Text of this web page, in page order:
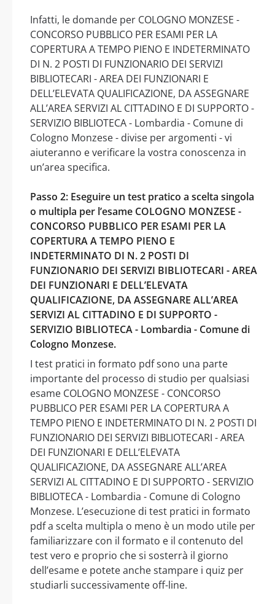
Infatti, le domande per COLOGNO MONZESE -
CONCORSO PUBBLICO PER ESAMI PER LA
COPERTURA A TEMPO PIENO E INDETERMINATO
DI N. 2 POSTI DI FUNZIONARIO DEI SERVIZI
BIBLIOTECARI - AREA DEI FUNZIONARI E
DELL’ELEVATA QUALIFICAZIONE, DA ASSEGNARE
ALL’AREA SERVIZI AL CITTADINO E DI SUPPORTO -
SERVIZIO BIBLIOTECA - Lombardia - Comune di
Cologno Monzese - divise per argomenti - vi
aiuteranno e verificare la vostra conoscenza in
un’area specifica.
Passo 2: Eseguire un test pratico a scelta singola
o multipla per l’esame COLOGNO MONZESE -
CONCORSO PUBBLICO PER ESAMI PER LA
COPERTURA A TEMPO PIENO E
INDETERMINATO DI N. 2 POSTI DI
FUNZIONARIO DEI SERVIZI BIBLIOTECARI - AREA
DEI FUNZIONARI E DELL’ELEVATA
QUALIFICAZIONE, DA ASSEGNARE ALL’AREA
SERVIZI AL CITTADINO E DI SUPPORTO -
SERVIZIO BIBLIOTECA - Lombardia - Comune di
Cologno Monzese.
I test pratici in formato pdf sono una parte
importante del processo di studio per qualsiasi
esame COLOGNO MONZESE - CONCORSO
PUBBLICO PER ESAMI PER LA COPERTURA A
TEMPO PIENO E INDETERMINATO DI N. 2 POSTI DI
FUNZIONARIO DEI SERVIZI BIBLIOTECARI - AREA
DEI FUNZIONARI E DELL’ELEVATA
QUALIFICAZIONE, DA ASSEGNARE ALL’AREA
SERVIZI AL CITTADINO E DI SUPPORTO - SERVIZIO
BIBLIOTECA - Lombardia - Comune di Cologno
Monzese. L’esecuzione di test pratici in formato
pdf a scelta multipla o meno è un modo utile per
familiarizzare con il formato e il contenuto del
test vero e proprio che si sosterrà il giorno
dell’esame e potete anche stampare i quiz per
studiarli successivamente off-line.